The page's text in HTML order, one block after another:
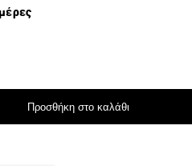
Προσθήκη στο καλάθι